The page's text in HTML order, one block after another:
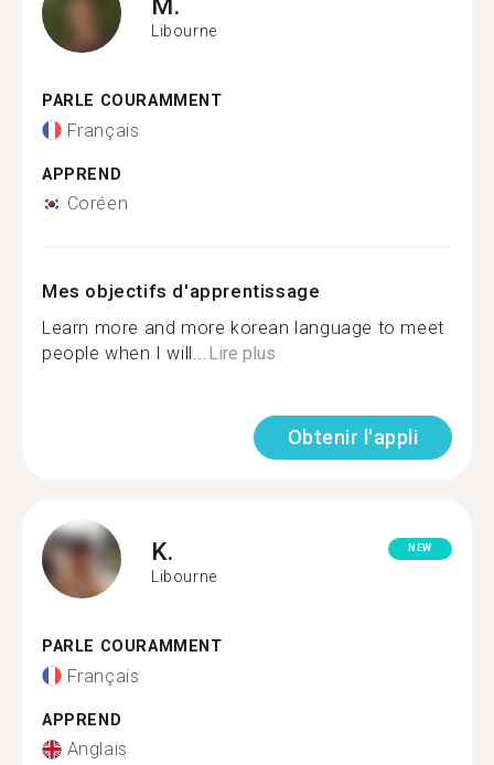
Libourne
PARLE COURAMMENT
Français
APPREND
Coréen
Mes objectifs d'apprentissage
Learn more and more korean language to meet
people when I will...Lire plus
Obtenir l'appli
K.
Libourne
NEW
PARLE COURAMMENT
Français
APPREND
Anglais